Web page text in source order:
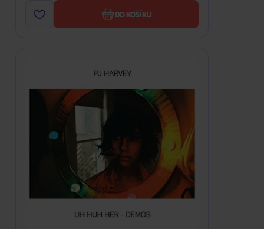
DO KOŠÍKU